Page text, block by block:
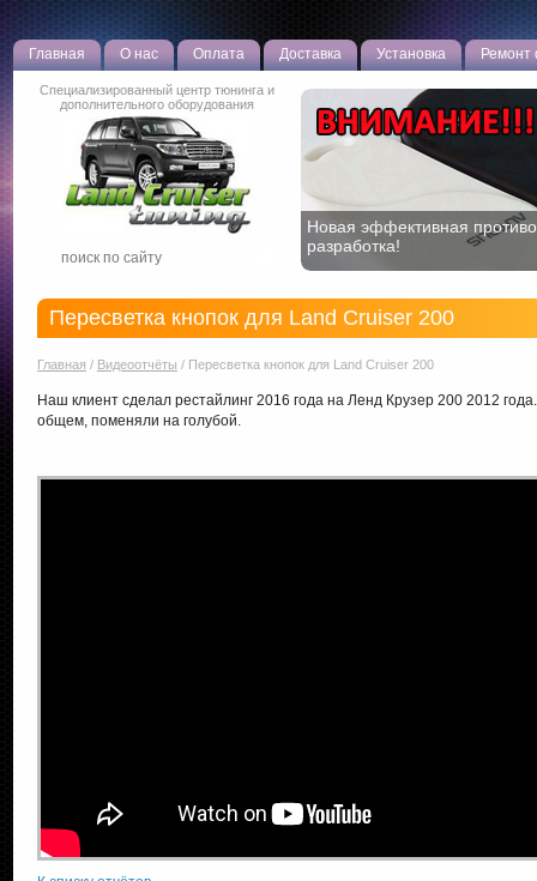
Главная О нас Оплата Доставка Установка Ремонт
Специализированный центр тюнинга и
дополнительного оборудования
Новая эффективная
разработка!
РАСПРОДАЖА ТЮНИНГА!
остатки!
Пересветка кнопок для Land Cruiser 200
Главная / Видеоотчёты / Пересветка кнопок для Land Cruiser 200
Наш клиент сделал рестайлинг 2016 года на Ленд Крузер 200 2012
общем, поменяли на голубой.